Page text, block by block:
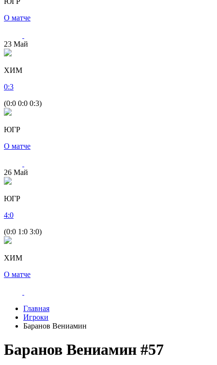
О матче
23 Май
ХИМ
0:3
(0:0 0:0 0:3)
ЮГР
О матче
26 Май
ЮГР
4:0
(0:0 1:0 3:0)
ХИМ
О матче
Главная
Игроки
Баранов Вениамин
Баранов Вениамин #57